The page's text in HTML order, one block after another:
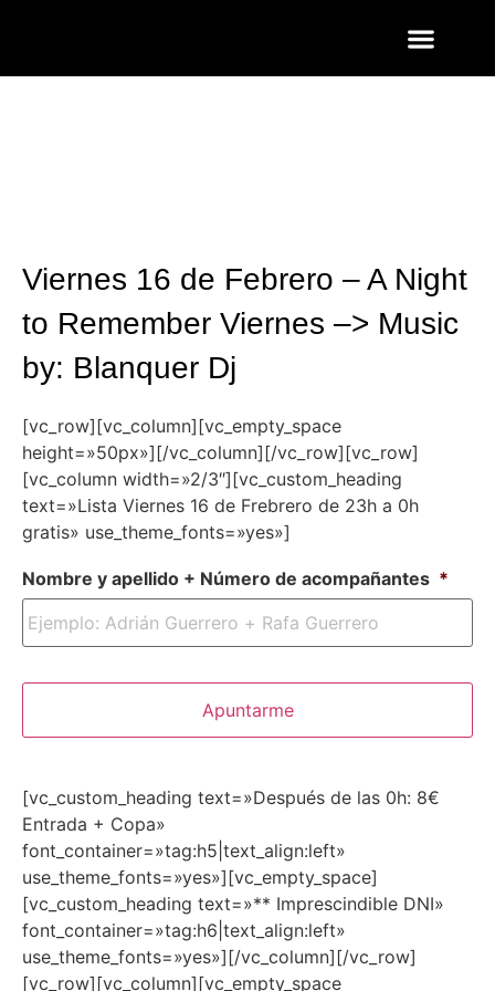
Viernes 16 de Febrero – A Night
to Remember Viernes –> Music
by: Blanquer Dj
[vc_row][vc_column][vc_empty_space
height=»50px»][/vc_column][/vc_row][vc_row]
[vc_column width=»2/3″][vc_custom_heading
text=»Lista Viernes 16 de Frebrero de 23h a 0h
gratis» use_theme_fonts=»yes»]
Nombre y apellido + Número de acompañantes *
[vc_custom_heading text=»Después de las 0h: 8€
Entrada + Copa»
font_container=»tag:h5|text_align:left»
use_theme_fonts=»yes»][vc_empty_space]
[vc_custom_heading text=»** Imprescindible DNI»
font_container=»tag:h6|text_align:left»
use_theme_fonts=»yes»][/vc_column][/vc_row]
[vc_row][vc_column][vc_empty_space